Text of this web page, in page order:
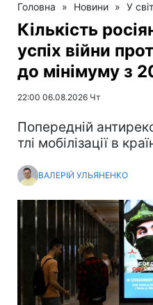
Головна » Новини » У
Кількість
успіх війни
до мінімуму з
22:00 06.08.2026 Чт
Попередній
тлі мобілізації в
ВАЛЕРІЙ УЛЬЯНЕНКО